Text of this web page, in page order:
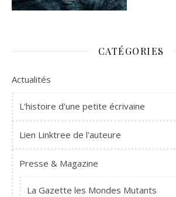
CATÉGORIES
Actualités
L'histoire d'une petite écrivaine
Lien Linktree de l'auteure
Presse & Magazine
La Gazette les Mondes Mutants